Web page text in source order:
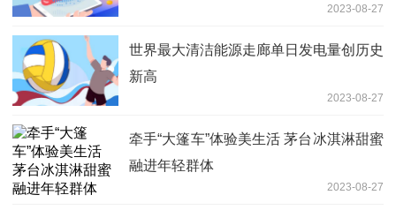
2023-08-27
世界最大清洁能源走廊单日发电量创历史
新高
2023-08-27
牵手“大篷车”体验美生活 茅台冰淇淋甜蜜
融进年轻群体
2023-08-27